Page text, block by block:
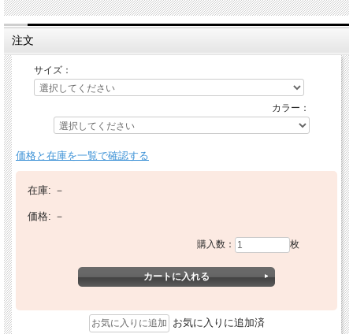
注文
サイズ：
カラー：
価格と在庫を一覧で確認する
在庫: －
価格: －
購入数： 枚
お気に入りに追加済